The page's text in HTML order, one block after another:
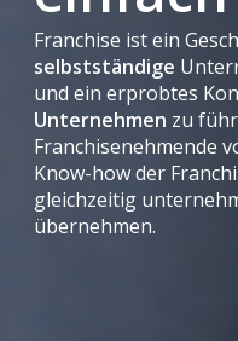
Franchise ist ein
selbstständige
und ein erprobtes
Unternehmen zu
Franchisenehmende
Know-how der
gleichzeitig
übernehmen.